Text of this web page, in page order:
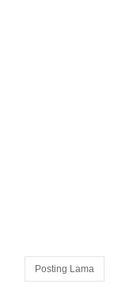
Posting Lama